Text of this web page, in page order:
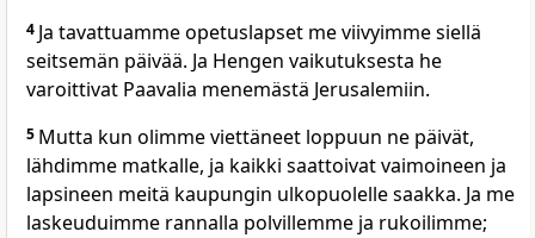
4 Ja tavattuamme opetuslapset me viivyimme siellä
seitsemän päivää. Ja Hengen vaikutuksesta he
varoittivat Paavalia menemästä Jerusalemiin.
5 Mutta kun olimme viettäneet loppuun ne päivät,
lähdimme matkalle, ja kaikki saattoivat vaimoineen ja
lapsineen meitä kaupungin ulkopuolelle saakka. Ja me
laskeuduimme rannalla polvillemme ja rukoilimme;